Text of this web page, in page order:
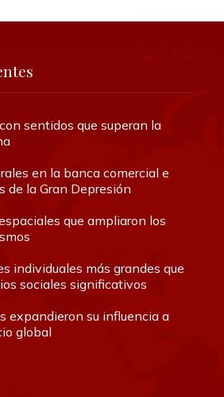
sentidos que superan la
en la banca comercial e
de la Gran Depresión
que ampliaron los
individuales más grandes que
sociales significativos
expandieron su influencia a
global